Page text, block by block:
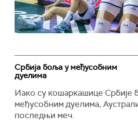
Србија боља у међусобним
дуелима
Иако су кошаркашице Србије
међусобним дуелима,
последњи меч.